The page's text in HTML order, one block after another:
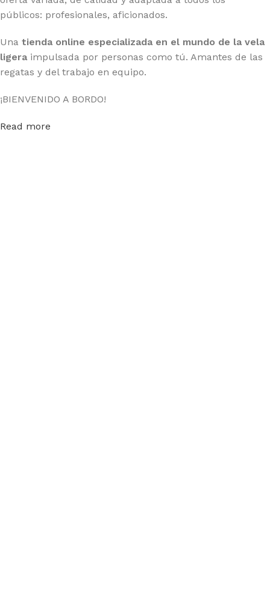
públicos: profesionales, aficionados.
Una tienda online especializada en el mundo de la vela
ligera impulsada por personas como tú. Amantes de las
regatas y del trabajo en equipo.
¡BIENVENIDO A BORDO!
Read more